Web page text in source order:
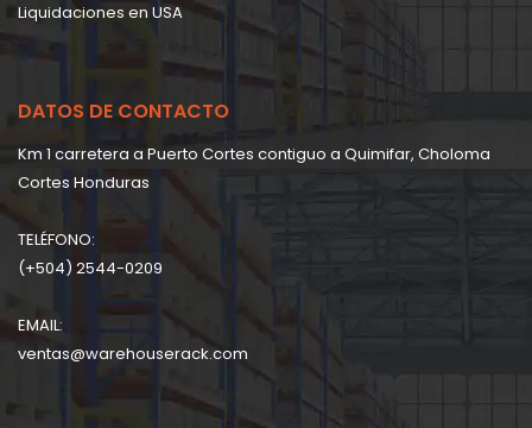
Liquidaciones en USA
DATOS DE CONTACTO
Km 1 carretera a Puerto Cortes contiguo a Quimifar, Choloma
Cortes Honduras
TELÉFONO:
(+504) 2544-0209
EMAIL:
ventas@warehouserack.com